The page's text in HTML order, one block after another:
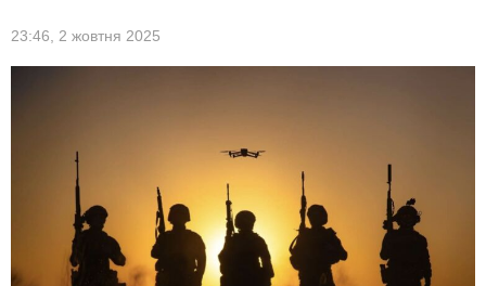
23:46, 2 жовтня 2025